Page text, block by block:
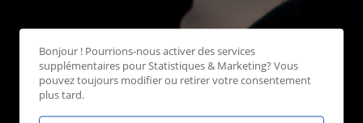
Bonjour ! Pourrions-nous activer des services
supplémentaires pourStatistiques & Marketing? Vous
pouvez toujours modifier ou retirer votre consentement
plus tard.